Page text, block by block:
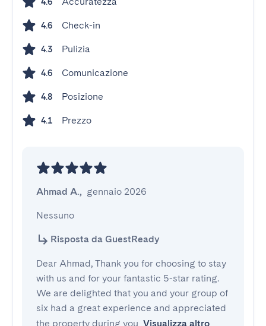
4.6 Check-in
4.3 Pulizia
4.6 Comunicazione
4.8 Posizione
4.1 Prezzo
Ahmad A., gennaio 2026
Nessuno
Risposta da GuestReady
Dear Ahmad, Thank you for choosing to stay
with us and for your fantastic 5-star rating.
We are delighted that you and your group of
six had a great experience and appreciated
the property during you Visualizza altro